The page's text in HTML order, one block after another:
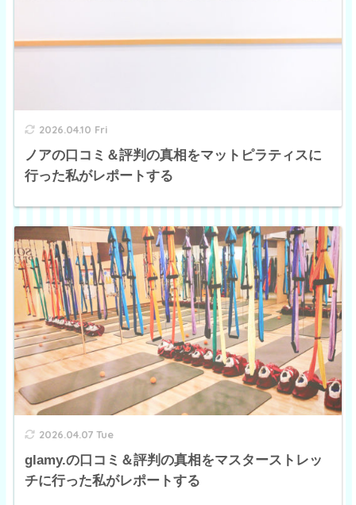
2026.04.10 Fri
ノアの口コミ＆評判の真相をマットピラティスに
行った私がレポートする
2026.04.07 Tue
glamy.の口コミ＆評判の真相をマスターストレッ
チに行った私がレポートする